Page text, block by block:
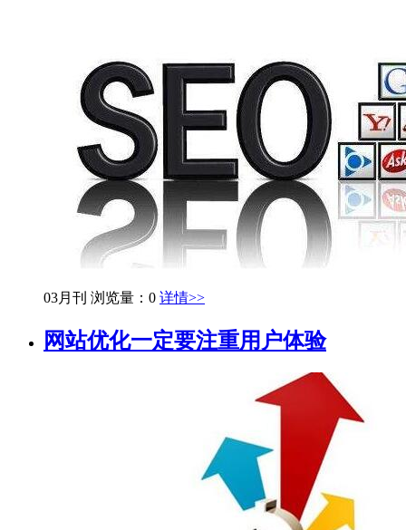
03月刊 浏览量：0 详情>>
网站优化一定要注重用户体验